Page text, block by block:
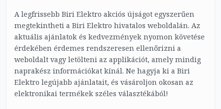
A legfrissebb Biri Elektro akciós újságot egyszerűen
megtekintheti a Biri Elektro hivatalos weboldalán. Az
aktuális ajánlatok és kedvezmények nyomon követése
érdekében érdemes rendszeresen ellenőrizni a
weboldalt vagy letölteni az applikációt, amely mindig
naprakész információkat kínál. Ne hagyja ki a Biri
Elektro legújabb ajánlatait, és vásároljon okosan az
elektronikai termékek széles választékából!